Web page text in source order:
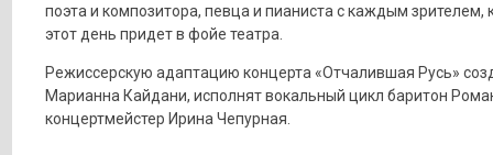
поэта и композитора, певца и пианиста с каждым зрителем,
этот день придет в фойе театра.
Режиссерскую адаптацию концерта «Отчалившая Русь»
Марианна Кайдани, исполнят вокальный цикл баритон
концертмейстер Ирина Чепурная.